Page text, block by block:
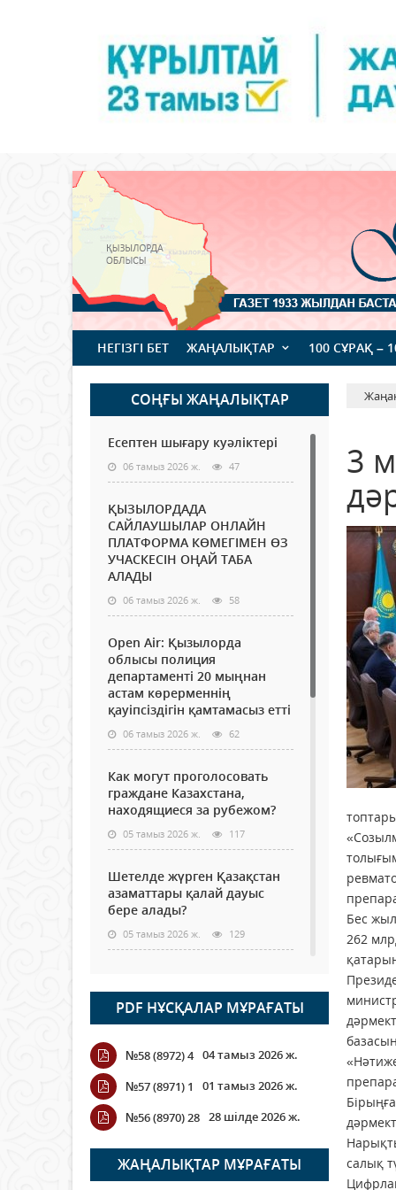
НЕГІЗГІ БЕТ ЖАҢАЛЫҚТАР 100 СҰРАҚ –
СОҢҒЫ ЖАҢАЛЫҚТАР
Есептен шығару куәліктері
06 тамыз 2026 ж. 47
ҚЫЗЫЛОРДАДА
САЙЛАУШЫЛАР ОНЛАЙН
ПЛАТФОРМА КӨМЕГІМЕН ӨЗ
УЧАСКЕСІН ОҢАЙ ТАБА
АЛАДЫ
06 тамыз 2026 ж. 58
Open Air: Қызылорда
облысы полиция
департаменті 20 мыңнан
астам көрерменнің
қауіпсіздігін қамтамасыз етті
06 тамыз 2026 ж. 62
Как могут проголосовать
граждане Казахстана,
находящиеся за рубежом?
05 тамыз 2026 ж. 117
Шетелде жүрген Қазақстан
азаматтары қалай дауыс
бере алады?
05 тамыз 2026 ж. 129
баға әр түрлі болған
жағдайда
ҮКІМЕТТІК ЕМЕС ҰЙЫМДАРҒА
АРНАЛҒАН СЫЙЛЫҚАҚЫ
КОНКУРСЫНА ӨТІНІМ
ҚАБЫЛДАУ БАСТАЛДЫ
04 тамыз 2026 ж. 107
PDF НҰСҚАЛАР МҰРАҒАТЫ
№58 (8972) 4 04 тамыз 2026 ж.
№57 (8971) 1
01 тамыз 2026 ж.
№56 (8970) 28 28 шілде 2026 ж.
ЖАҢАЛЫҚТАР МҰРАҒАТЫ
3
Бес
262
салық